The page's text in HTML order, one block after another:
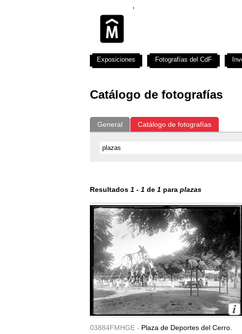
Catálogo de fotografías
General Catálogo de fotografías
Resultados 1 - 1 de 1 para plazas
03884FMHGE - Plaza de Deportes del Cerro.
Exposiciones Fotografías del CdF